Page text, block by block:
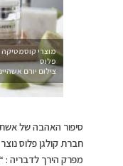
מוצרי קוסמטיקה
פלוס
צילום יורם
סיפור האהבה של אשת
חברת קולגן פלוס
מפרק הירך לדבריה :